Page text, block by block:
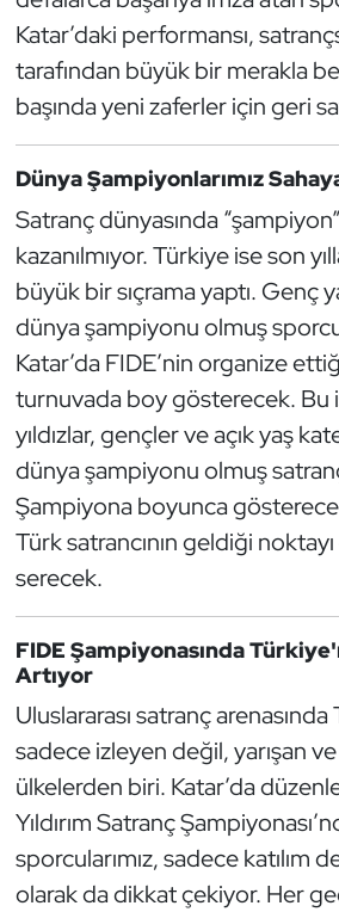
Katar’daki performansı,
tarafından büyük bir merakla
başında yeni zaferler için geri
Dünya Şampiyonlarımız
Satranç dünyasında
kazanılmıyor. Türkiye ise son
büyük bir sıçrama yaptı. Genç
dünya şampiyonu olmuş
Katar’da FIDE’nin organize
turnuvada boy gösterecek. Bu
yıldızlar, gençler ve açık yaş
dünya şampiyonu olmuş
Şampiyona boyunca
Türk satrancının geldiği
serecek.
FIDE Şampiyonasında
Artıyor
Uluslararası satranç arenasında
sadece izleyen değil, yarışan
ülkelerden biri. Katar’da
Yıldırım Satranç
sporcularımız, sadece katılım
olarak da dikkat çekiyor. Her
Güreş
Halter
Hava Sporları
İşitme Engelli Sporcular
Judo ve Kuraş
Kano ve Rafting
Karate
Kayak
Kempo
Kürek
Masa Tenisi
Modern Pentatlon
Motor Sporları